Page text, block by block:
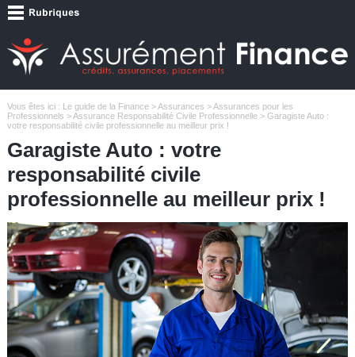
Vous êtes ici : Le guide de la Finance>Assurances >Assurances pour les
Professionnels >Assurance Responsabilité Civile Professionnelle> Garagiste Auto :
votre responsabilité civile professionnelle au meilleur prix !
Garagiste Auto : votre
responsabilité civile
professionnelle au meilleur prix !